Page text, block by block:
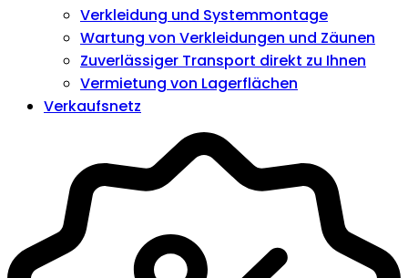
Verkleidung und Systemmontage
Wartung von Verkleidungen und Zäunen
Zuverlässiger Transport direkt zu Ihnen
Vermietung von Lagerflächen
Verkaufsnetz